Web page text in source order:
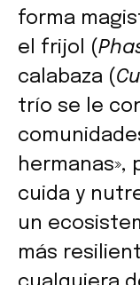
forma
el frijol (
calabaza (
trío se le
hermanas»,
cuida y
un
más